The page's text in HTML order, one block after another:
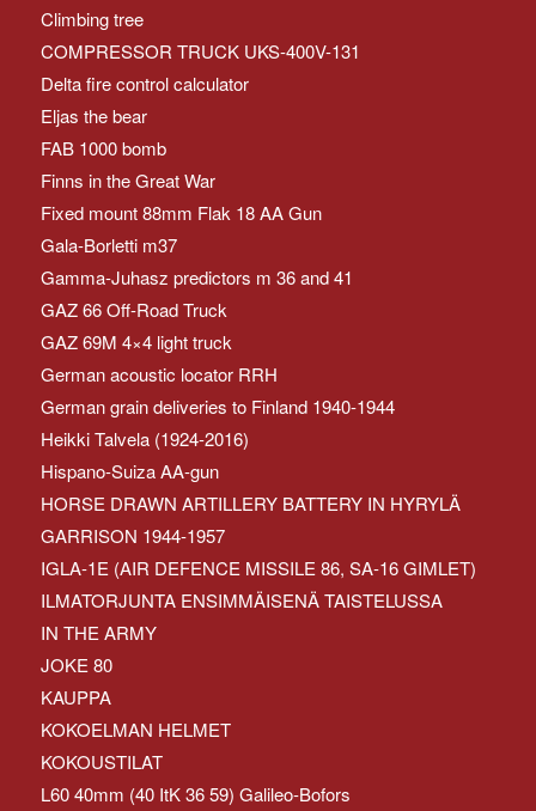
Climbing tree
COMPRESSOR TRUCK UKS-400V-131
Delta fire control calculator
Eljas the bear
FAB 1000 bomb
Finns in the Great War
Fixed mount 88mm Flak 18 AA Gun
Gala-Borletti m37
Gamma-Juhasz predictors m 36 and 41
GAZ 66 Off-Road Truck
GAZ 69M 4×4 light truck
German acoustic locator RRH
German grain deliveries to Finland 1940-1944
Heikki Talvela (1924-2016)
Hispano-Suiza AA-gun
HORSE DRAWN ARTILLERY BATTERY IN HYRYLÄ
GARRISON 1944-1957
IGLA-1E (AIR DEFENCE MISSILE 86, SA-16 GIMLET)
ILMATORJUNTA ENSIMMÄISENÄ TAISTELUSSA
IN THE ARMY
JOKE 80
KAUPPA
KOKOELMAN HELMET
KOKOUSTILAT
L60 40mm (40 ItK 36 59) Galileo-Bofors